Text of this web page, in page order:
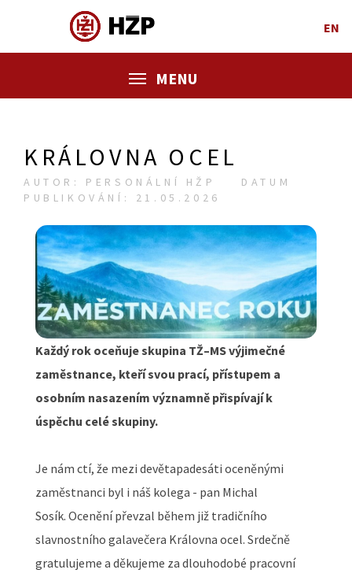
EN
MENU
KRÁLOVNA OCEL
AUTOR: PERSONÁLNÍ HŽP
DATUM
PUBLIKOVÁNÍ: 21.05.2026
Každý rok oceňuje skupina TŽ–MS výjimečné
zaměstnance, kteří svou prací, přístupem a
osobním nasazením významně přispívají k
úspěchu celé skupiny.
Je nám ctí, že mezi devětapadesáti oceněnými
zaměstnanci byl i náš kolega - pan Michal
Sosík. Ocenění převzal během již tradičního
slavnostního galavečera Královna ocel. Srdečně
gratulujeme a děkujeme za dlouhodobé pracovní